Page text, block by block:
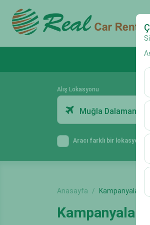
Alış Lokasyonu
Muğla Dalaman
Aracı farklı bir lokasyona
Anasayfa Kampanyalar
Kampanyalar